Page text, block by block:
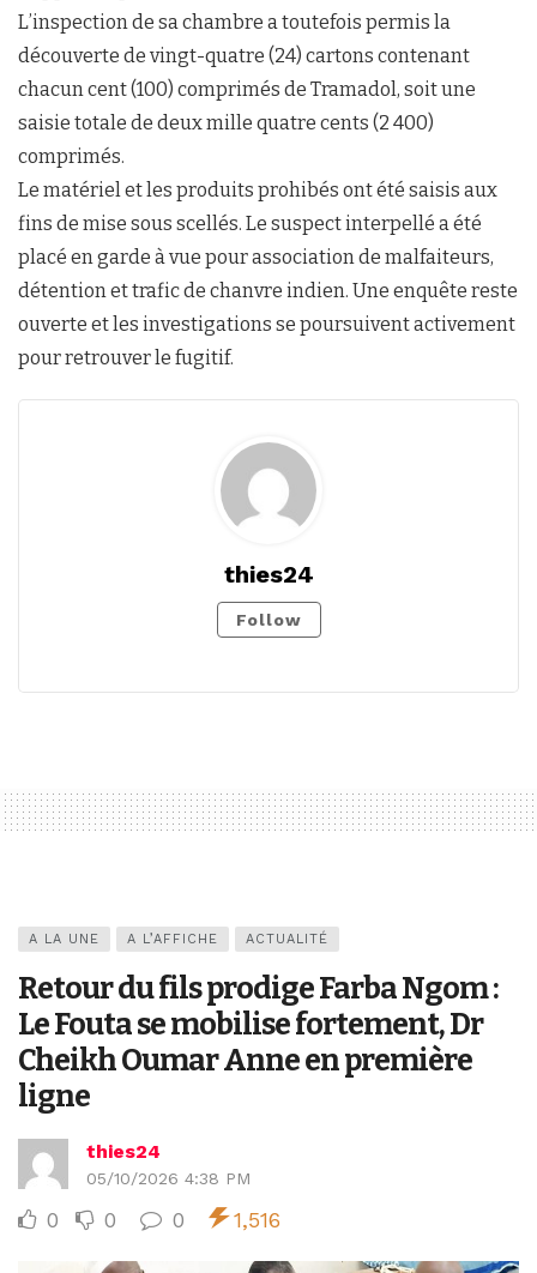
L’inspection de sa chambre a toutefois permis la
découverte de vingt-quatre (24) cartons contenant
chacun cent (100) comprimés de Tramadol, soit une
saisie totale de deux mille quatre cents (2 400)
comprimés.
Le matériel et les produits prohibés ont été saisis aux
fins de mise sous scellés. Le suspect interpellé a été
placé en garde à vue pour association de malfaiteurs,
détention et trafic de chanvre indien. Une enquête reste
ouverte et les investigations se poursuivent activement
pour retrouver le fugitif.
thies24
Follow
A LA UNE A L’AFFICHE ACTUALITÉ
Retour du fils prodige Farba Ngom :
Le Fouta se mobilise fortement, Dr
Cheikh Oumar Anne en première
ligne
thies24
05/10/2026 4:38 PM
0 0 0 1,516